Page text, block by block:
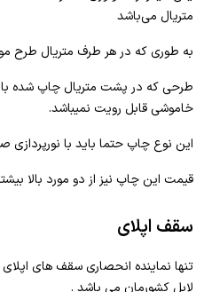
متریال می‌باشد
به طوری که در هر طرف متریال طرح
طرحی که در پشت متریال چاپ شده
خاموشی قابل رویت نمیباشد.
این نوع چاپ حتما باید با نورپردازی
قیمت این چاپ نیز از دو مورد بالا
سقف اپلای
تنها نماینده انحصاری سقف های اپلای
لابل کشورمان می باشد .